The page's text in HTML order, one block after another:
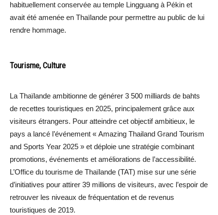
habituellement conservée au temple Lingguang à Pékin et
avait été amenée en Thaïlande pour permettre au public de lui
rendre hommage.
Tourisme, Culture
La Thaïlande ambitionne de générer 3 500 milliards de bahts
de recettes touristiques en 2025, principalement grâce aux
visiteurs étrangers. Pour atteindre cet objectif ambitieux, le
pays a lancé l’événement « Amazing Thailand Grand Tourism
and Sports Year 2025 » et déploie une stratégie combinant
promotions, événements et améliorations de l’accessibilité.
L’Office du tourisme de Thaïlande (TAT) mise sur une série
d’initiatives pour attirer 39 millions de visiteurs, avec l’espoir de
retrouver les niveaux de fréquentation et de revenus
touristiques de 2019.